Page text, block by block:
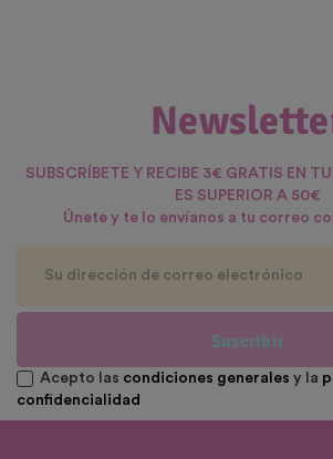
SUBSCRÍBETE Y RECIBE 3€ GRATIS EN TU
ES SUPERIOR A 50€
Únete y te lo envíanos a tu correo
Suscribir
Acepto las condiciones generales y la
confidencialidad